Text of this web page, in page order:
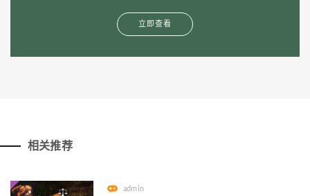
立即查看
相关推荐
admin